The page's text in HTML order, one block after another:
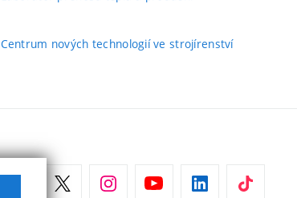
Centrum nových technologií ve strojírenství